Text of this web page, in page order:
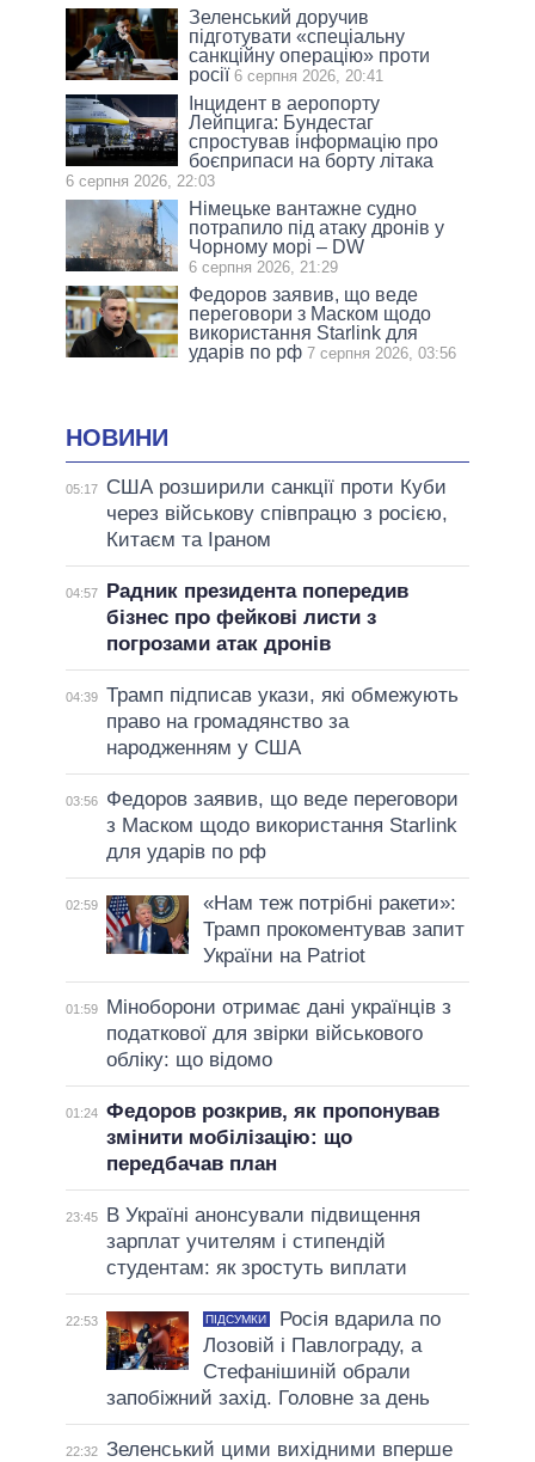
Зеленський доручив
підготувати «спеціальну
санкційну операцію» проти
росії 6 серпня 2026, 20:41
Інцидент в аеропорту
Лейпцига: Бундестаг
спростував інформацію про
боєприпаси на борту літака
6 серпня 2026, 22:03
Німецьке вантажне судно
потрапило під атаку дронів у
Чорному морі – DW
6 серпня 2026, 21:29
Федоров заявив, що веде
переговори з Маском щодо
використання Starlink для
ударів по рф 7 серпня 2026, 03:56
НОВИНИ
05:17
США розширили санкції проти Куби
через військову співпрацю з росією,
Китаєм та Іраном
04:57
Радник президента попередив
бізнес про фейкові листи з
погрозами атак дронів
04:39 Трамп підписав укази, які обмежують
право на громадянство за
народженням у США
03:56
Федоров заявив, що веде переговори
з Маском щодо використання Starlink
для ударів по рф
02:59
«Нам теж потрібні ракети»:
Трамп прокоментував запит
України на Patriot
01:59
Міноборони отримає дані українців з
податкової для звірки військового
обліку: що відомо
01:24 Федоров розкрив, як пропонував
змінити мобілізацію: що
передбачав план
23:45
В Україні анонсували підвищення
зарплат учителям і стипендій
студентам: як зростуть виплати
22:53 ПІДСУМКИ
Росія вдарила по
Лозовій і Павлограду, а
Стефанішиній обрали
запобіжний захід. Головне за день
22:32 Зеленський цими вихідними вперше